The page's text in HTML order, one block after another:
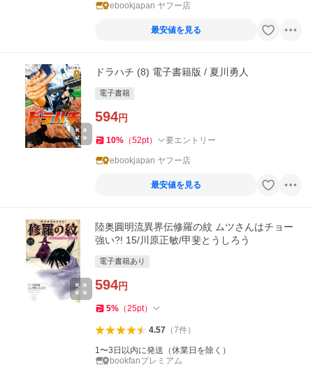
ebookjapan ヤフー店
最安値を見る
ドラハチ (8) 電子書籍版 / 夏川勇人
電子書籍
594円
10% （52pt） 要エントリー
ebookjapan ヤフー店
最安値を見る
陸奥圓明流異界伝修羅の紋 ムツさんはチョー
強い?! 15/川原正敏/甲斐とうしろう
電子書籍あり
594円
5% （25pt）
4.57（7件）
1〜3日以内に発送（休業日を除く）
bookfanプレミアム